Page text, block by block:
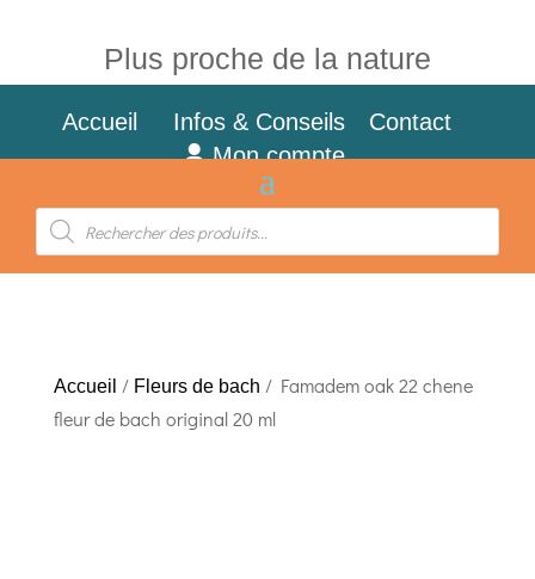
Plus proche de la nature
Accueil Infos & Conseils
Contact
Mon compte
Recherche
produits
Accueil / Fleurs de bach / Famadem oak 22 chene
fleur de bach original 20 ml